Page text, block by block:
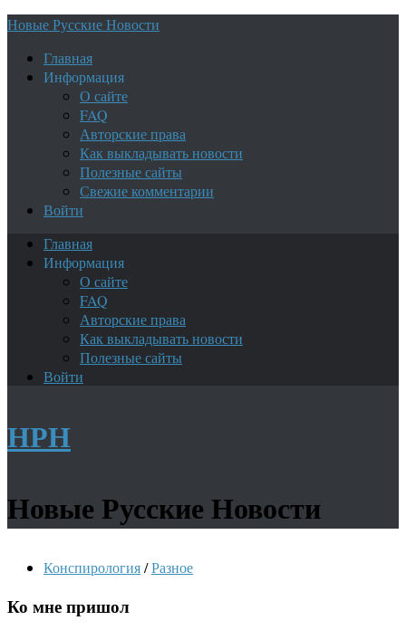
Новые Русские Новости
Главная
Информация
О сайте
FAQ
Авторские права
Как выкладывать новости
Полезные сайты
Свежие комментарии
Войти
Главная
Информация
О сайте
FAQ
Авторские права
Как выкладывать новости
Полезные сайты
Войти
НРН
Новые Русские Новости
Конспирология/Разное
Ко мне пришол